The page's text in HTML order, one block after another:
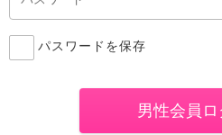
パスワードを保存